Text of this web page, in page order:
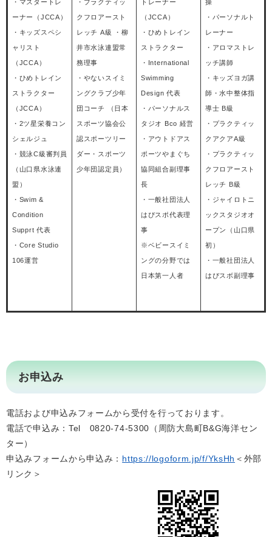
・マスタートレ
ーナー（JCCA）
・キッズスペシ
ャリスト
（JCCA）
・ひめトレイン
ストラクター
（JCCA）
・2ツ星栄養コン
シェルジュ
・競泳C級審判員
（山口県水泳連
盟）
・Swim &
Condition
Supprt 代表
・Core Studio
106運営
・プラクティッ
クフロアースト
レッチ A級 ・柳
井市水泳連盟常
務理事
・やないスイミ
ングクラブ少年
団コーチ （日本
スポーツ協会公
認スポーツリー
ダー・スポーツ
少年団認定員）
トレーナー
（JCCA）
・ひめトレイン
ストラクター
・International
Swimming
Design 代表
・パーソナルス
タジオ Bco 経営
・アウトドアス
ポーツやまぐち
協同組合副理事
長
・一般社団法人
はぴスポ代表理
事
※ベビースイミ
ングの分野では
日本第一人者
操
・パーソナルト
レーナー
・アロマストレ
ッチ講師
・キッズヨガ講
師・水中整体指
導士 B級
・プラクティッ
クアクアA級
・プラクティッ
クフロアースト
レッチ B級
・ジャイロトニ
ックスタジオオ
ープン（山口県
初）
・一般社団法人
はぴスボ副理事
お申込み
電話および申込みフォームから受付を行っております。
電話で申込み：Tel 0820-74-5300（周防大島町B&G海洋セン
ター）
申込みフォームから申込み： https://logoform.jp/f/YksHh ＜外部
リンク＞